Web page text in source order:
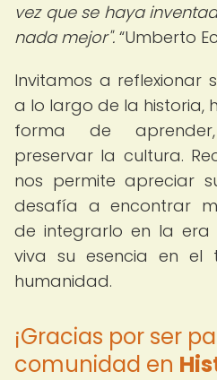
vez que se haya
nada mejor". Umberto
Invitamos a reflexionar
a lo largo de la historia,
forma de
preservar la cultura.
nos permite apreciar
desafía a encontrar
de integrarlo en la era
viva su esencia en el
humanidad.
¡Gracias por ser
comunidad en